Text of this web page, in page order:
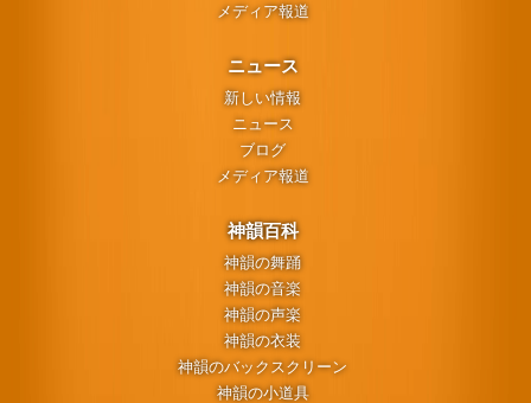
メディア報道
ニュース
新しい情報
ニュース
ブログ
メディア報道
神韻百科
神韻の舞踊
神韻の音楽
神韻の声楽
神韻の衣装
神韻のバックスクリーン
神韻の小道具